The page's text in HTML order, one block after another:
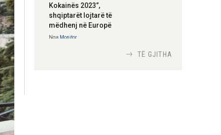
Kokainës 2023”,
shqiptarët lojtarë të
mëdhenj në Europë
Nga Monitor
TË GJITHA